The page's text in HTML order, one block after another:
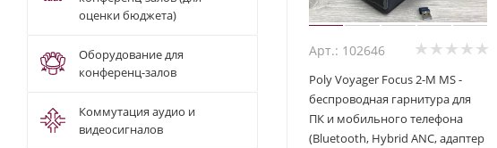
Арт.: 102646
Poly Voyager Focus 2-M MS -
беспроводная гарнитура для
ПК и мобильного телефона
(Bluetooth, Hybrid ANC, адаптер
оценки бюджета)
Оборудование для
конференц-залов
Коммутация аудио и
видеосигналов